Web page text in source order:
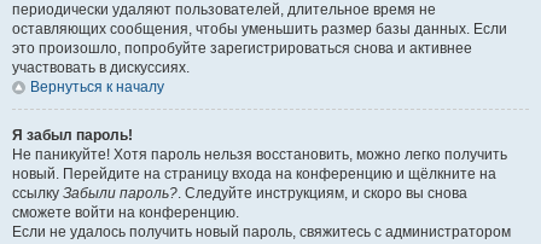
периодически удаляют пользователей, длительное время не
оставляющих сообщения, чтобы уменьшить размер базы данных. Если
это произошло, попробуйте зарегистрироваться снова и активнее
участвовать в дискуссиях.
Вернуться к началу
Я забыл пароль!
Не паникуйте! Хотя пароль нельзя восстановить, можно легко получить
новый. Перейдите на страницу входа на конференцию и щёлкните на
ссылку Забыли пароль?. Следуйте инструкциям, и скоро вы снова
сможете войти на конференцию.
Если не удалось получить новый пароль, свяжитесь с администратором